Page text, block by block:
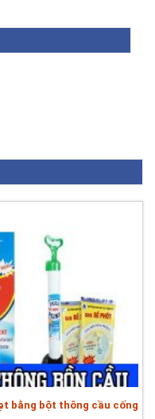
bằng bột thông cầu cống